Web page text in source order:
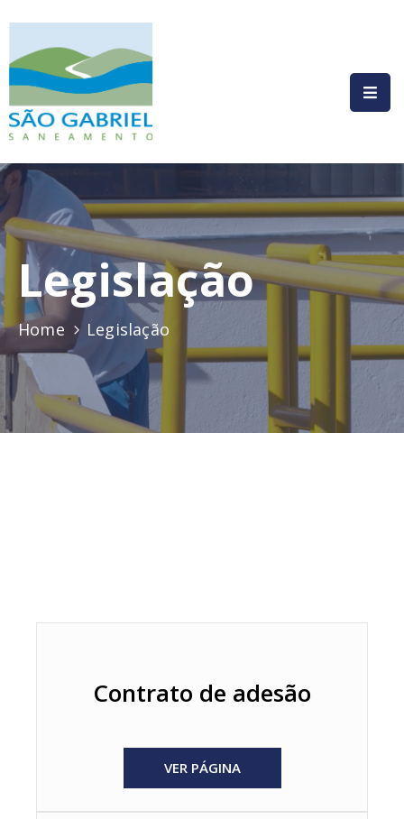
HOME
INSTITUCIONAL
COMPLIANCE
SERVIÇOS
PRESTADOS
COMUNICAÇÃO
LEGISLAÇÃO
CONTATO
AUTOATENDIMENTO
Legislação
Home Legislação
Contrato de adesão
VER PÁGINA